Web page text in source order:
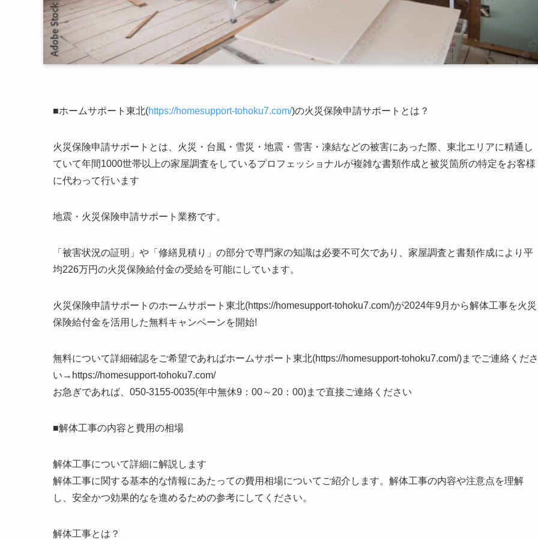
■ホームサポート東北(https://homesupport-tohoku7.com/)の火災保険申請サポートとは？
火災保険申請サポートとは、火災・台風・雪災・地震・雪害・凍結などの被害にあった際、東北エリアに精通し
ていて年間1000世帯以上の家屋調査をしているプロフェッショナルが複雑な書類作成と被災箇所の特定をお客様
に代わって行います
地震・火災保険申請サポート業務です。
「被害状況の証明」や「修繕見積り」の部分で専門家の知識は必要不可欠であり、家屋調査と書類作成により平
均226万円の火災保険給付金の受給を可能にしています。
火災保険申請サポートのホームサポート東北(https://homesupport-tohoku7.com/)が2024年9月から解体工事を火災
保険給付金を活用した無料キャンペーンを開始!
無料について詳細確認をご希望であればホームサポート東北(https://homesupport-tohoku7.com/)までご連絡くださ
い→https://homesupport-tohoku7.com/
お急ぎであれば、050-3155-0035(年中無休9：00～20：00)まで直接ご連絡ください
■解体工事の内容と費用の相場
解体工事について詳細に解説します
解体工事に関する基本的な情報にあたっての費用相場についてご紹介します。解体工事の内容や注意点を理解
し、安全かつ効果的なを進めるための参考にしてください。
解体工事とは？